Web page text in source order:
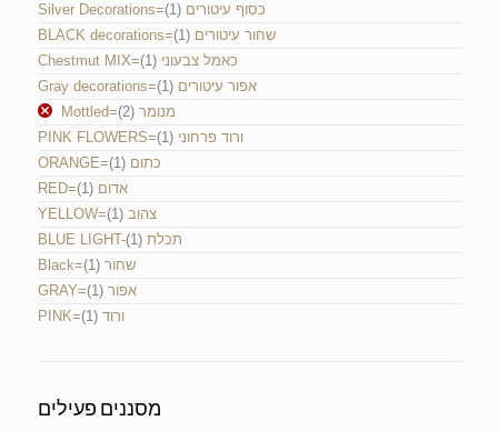
Silver Decorations=כסוף עיטורים (1)
BLACK decorations=שחור עיטורים (1)
Chestmut MIX=כאמל צבעוני (1)
Gray decorations=אפור עיטורים (1)
Mottled=מנומר (2)
PINK FLOWERS=ורוד פרחוני (1)
ORANGE=כתום (1)
RED=אדום (1)
YELLOW=צהוב (1)
BLUE LIGHT-תכלת (1)
Black=שחור (1)
GRAY=אפור (1)
PINK=ורוד (1)
מסננים פעילים